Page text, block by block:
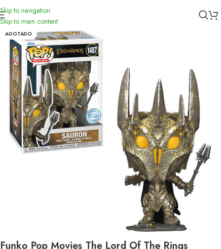
Skip to navigation
Skip to main content
Inicio Funko
AGOTADO
Funko Pop Movies The Lord Of The Rings